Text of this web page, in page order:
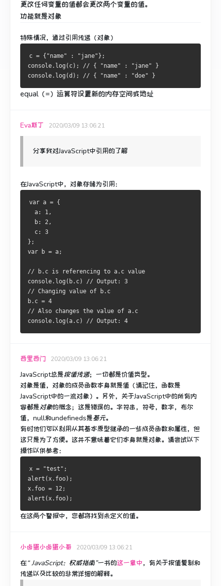
更改任何变量的值都会更改两个变量的值。
功能就是对象
特殊情况，通过引用传递（对象）
c = {"name" : "jane"};
console.log(c); // { "name" : "jane" }
console.log(d); // { "name" : "doe" }
equal（=）运算符设置新的内存空间或地址
Eva斯丁 2020/03/09 13:06:21
分享我对JavaScript中引用的了解
在JavaScript中， 对象存储为引用：
var a = {
  a: 1,
  b: 2,
  c: 3
};
var b = a;
// b.c is referencing to a.c value
console.log(b.c) // Output: 3
// Changing value of b.c
b.c = 4
// Also changes the value of a.c
console.log(a.c) // Output: 4
西里西门 2020/03/09 13:06:21
JavaScript总是按值传递； 一切都是价值类型。
对象是值，对象的成员函数本身就是值（请记住，函数是
JavaScript中的一流对象）。 另外，关于JavaScript中的所有内
容都是对象的概念； 这是错误的。 字符串，符号，数字，布尔
值，null和undefineds是基元。
有时他们可以利用从其基本原型继承的一些成员函数和属性，但
这只是为了方便。 这并不意味着它们本身就是对象。 请尝试以下
操作以供参考：
x = "test";
alert(x.foo);
x.foo = 12;
alert(x.foo);
在这两个警报中，您都将找到未定义的值。
小卤蛋小卤蛋小哥 2020/03/09 13:06:21
在“ JavaScript：权威指南”一书的这一章中，有关于按值复制和
传递以及比较的非常详细的解释。